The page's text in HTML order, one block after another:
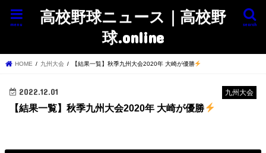
高校野球ニュース｜高校野
球.online
search
menu
HOME 九州大会 【結果一覧】秋季九州大会2020年 大崎が優勝
九州大会
2022.12.01
【結果一覧】秋季九州大会2020年 大崎が優勝